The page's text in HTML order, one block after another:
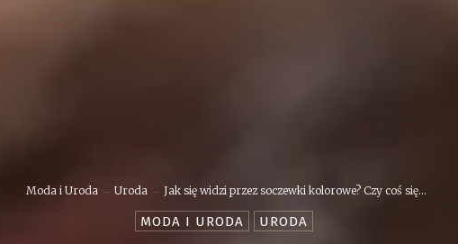
Moda i Uroda Uroda Jak się widzi przez soczewki kolorowe? Czy coś się...
MODA I URODA URODA